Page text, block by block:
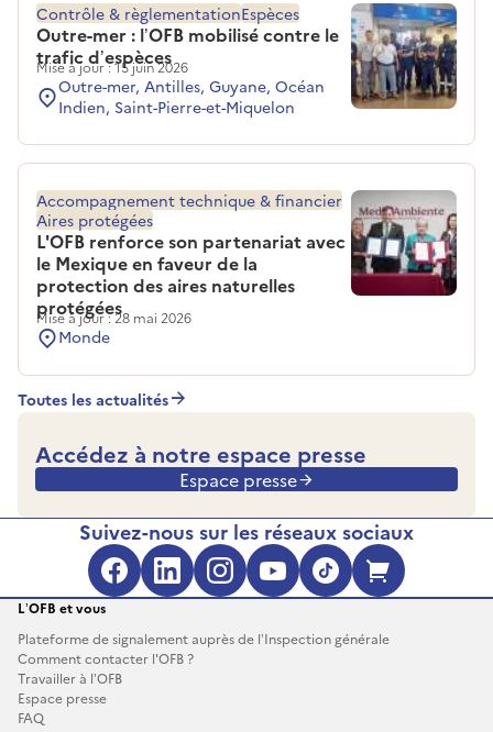
Outre-mer : l’OFB mobilisé contre le
trafic d’espèces
Contrôle & règlementationEspèces
Mise à jour : 15 juin 2026
Outre-mer, Antilles, Guyane, Océan
Indien, Saint-Pierre-et-Miquelon
L'OFB renforce son partenariat avec
le Mexique en faveur de la
protection des aires naturelles
protégées
Accompagnement technique & financier
Aires protégées
Mise à jour : 28 mai 2026
Monde
Toutes les actualités
Accédez à notre espace presse
Espace presse
Suivez-nous sur les réseaux sociaux
Facebook (s'ouvre dans une
LinkedIn (s'ouvre dans
Instagram (s'ouvre
YouTube
TikTok
L’OFB et vous
Plateforme de signalement auprès de l’Inspection générale
Comment contacter l'OFB ?
Travailler à l’OFB
Espace presse
FAQ